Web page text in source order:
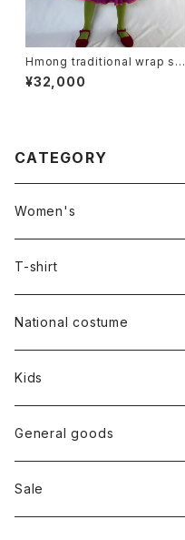
Hmong traditional wrap ski
rt (V4575A)
¥32,000
CATEGORY
Women's
Outer
Dress
Tops
Bottoms
Shoes
T-shirt
National costume
Kids
General goods
Sale